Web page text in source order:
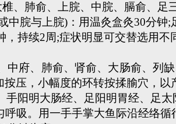
肺俞、上脘、中脘、膈俞、足三
脘与上脘)：用温灸盒灸30分钟;
，持续2周;症状明显可交替选用
府、肺俞、肾俞、大肠俞、列
压，小幅度的环转按揉腧穴，以
明大肠经、足阳明胃经、足太
。用一手手掌大鱼际沿经络循